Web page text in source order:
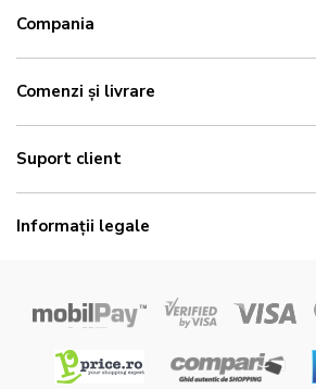
Compania
Comenzi și livrare
Suport client
Informații legale